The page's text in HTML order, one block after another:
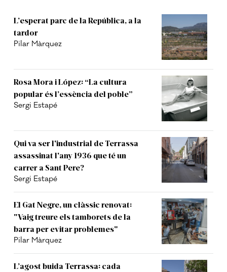
L’esperat parc de la República, a la
tardor
Pilar Màrquez
Rosa Mora i López: “La cultura
popular és l’essència del poble”
Sergi Estapé
Qui va ser l'industrial de Terrassa
assassinat l'any 1936 que té un
carrer a Sant Pere?
Sergi Estapé
El Gat Negre, un clàssic renovat:
"Vaig treure els tamborets de la
barra per evitar problemes"
Pilar Màrquez
L’agost buida Terrassa: cada